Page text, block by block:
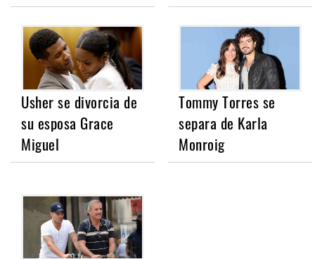
Usher se divorcia de
su esposa Grace
Miguel
Tommy Torres se
separa de Karla
Monroig